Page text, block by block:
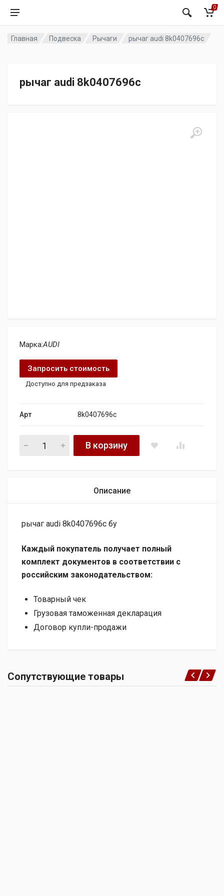
0
Главная Подвеска Рычаги рычаг audi 8k0407696c
рычаг audi 8k0407696c
Марка:AUDI
Запросить стоимость
Доступно для предзаказа
Арт 8k0407696c
рычаг audi 8k0407696c quantity
В корзину
Описание
рычаг audi 8k0407696c бу
Каждый покупатель получает полный
комплект документов в соответствии с
российским законодательством:
Товарный чек
Грузовая таможенная декларация
Договор купли-продажи
Сопутствующие товары